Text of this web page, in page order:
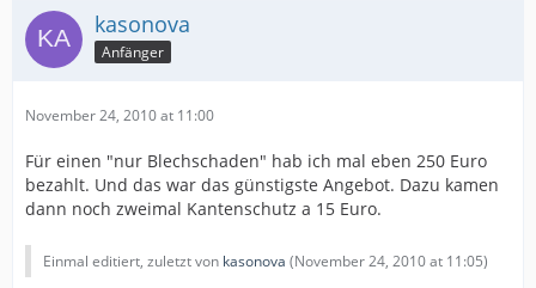
kasonova
Anfänger
November 24, 2010 at 11:00
Für einen "nur Blechschaden" hab ich mal eben 250 Euro
bezahlt. Und das war das günstigste Angebot. Dazu kamen
dann noch zweimal Kantenschutz a 15 Euro.
Einmal editiert, zuletzt von kasonova (November 24, 2010 at 11:05)